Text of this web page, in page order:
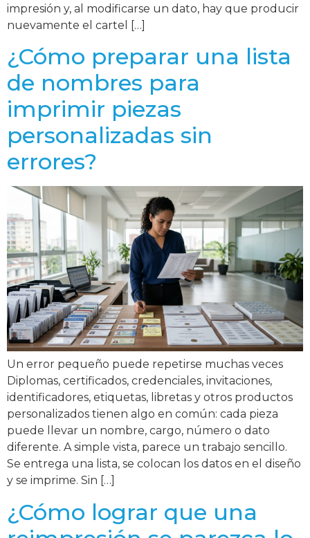
impresión y, al modificarse un dato, hay que producir
nuevamente el cartel […]
¿Cómo preparar una lista
de nombres para
imprimir piezas
personalizadas sin
errores?
Un error pequeño puede repetirse muchas veces
Diplomas, certificados, credenciales, invitaciones,
identificadores, etiquetas, libretas y otros productos
personalizados tienen algo en común: cada pieza
puede llevar un nombre, cargo, número o dato
diferente. A simple vista, parece un trabajo sencillo.
Se entrega una lista, se colocan los datos en el diseño
y se imprime. Sin […]
¿Cómo lograr que una